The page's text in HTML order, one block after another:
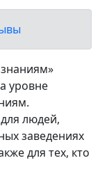
уровне
людей,
заведениях
для тех, кто